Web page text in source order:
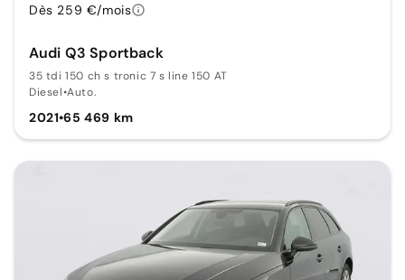
Audi Q3 Sportback
35 tdi 150 ch s tronic 7 s line 150 AT
Diesel•Auto.
2021•65 469 km
Dès 259 €/mois